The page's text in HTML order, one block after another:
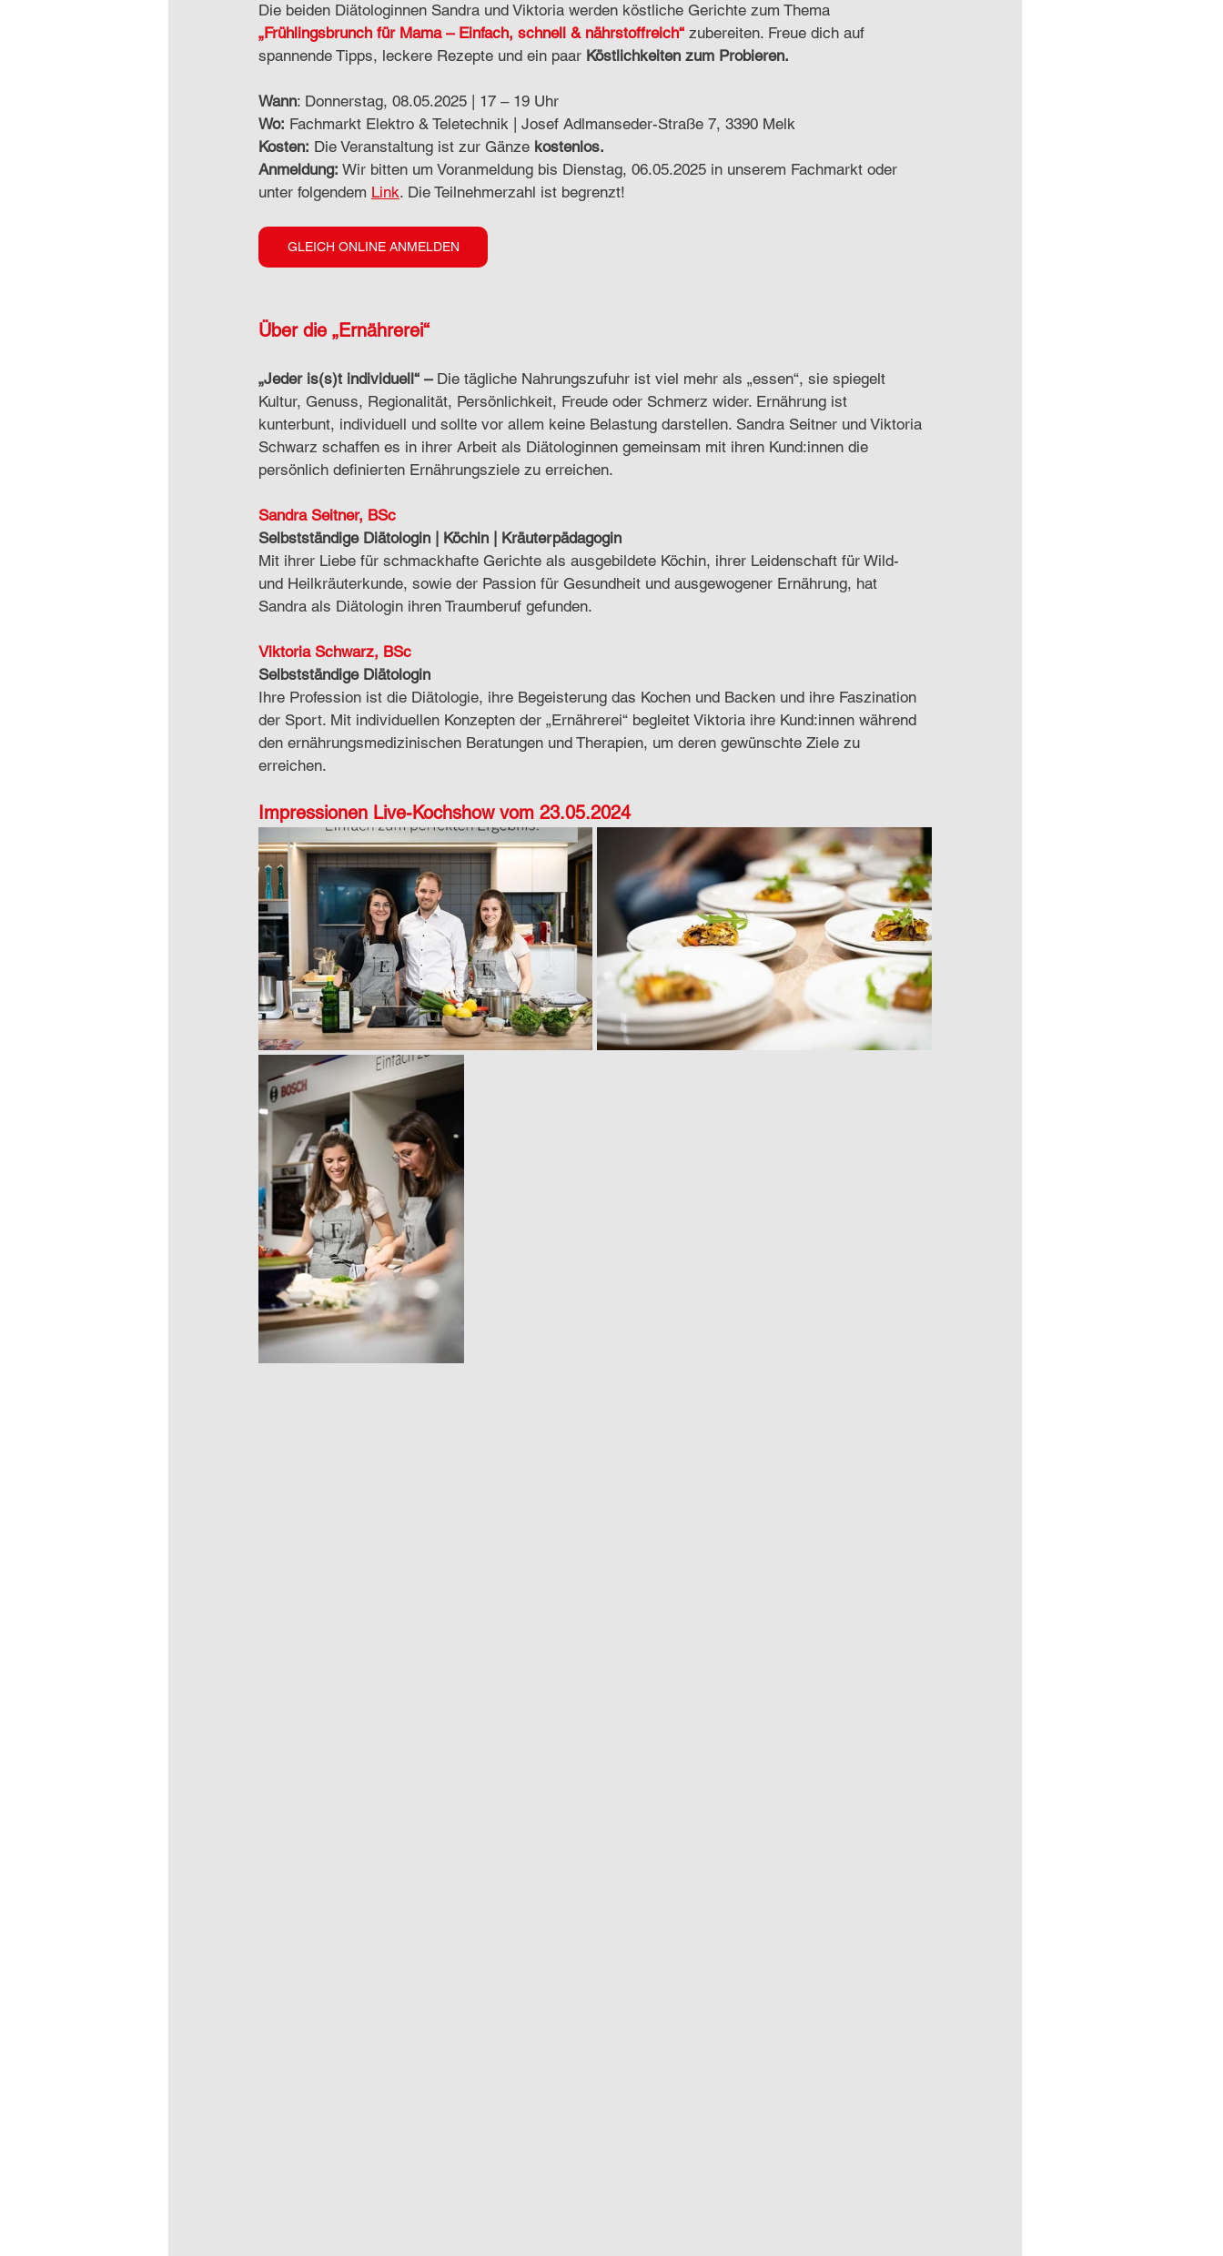
Die beiden Diätologinnen Sandra und Viktoria werden köstliche Gerichte zum Thema
„Frühlingsbrunch für Mama – Einfach, schnell & nährstoffreich“ zubereiten. Freue dich auf
spannende Tipps, leckere Rezepte und ein paar Köstlichkeiten zum Probieren.
Wann: Donnerstag, 08.05.2025 | 17 – 19 Uhr
Wo: Fachmarkt Elektro & Teletechnik | Josef Adlmanseder-Straße 7, 3390 Melk
Kosten: Die Veranstaltung ist zur Gänze kostenlos.
Anmeldung: Wir bitten um Voranmeldung bis Dienstag, 06.05.2025 in unserem Fachmarkt oder
unter folgendem Link. Die Teilnehmerzahl ist begrenzt!
GLEICH ONLINE ANMELDEN
Über die „Ernährerei“
„Jeder is(s)t individuell“ – Die tägliche Nahrungszufuhr ist viel mehr als „essen“, sie spiegelt
Kultur, Genuss, Regionalität, Persönlichkeit, Freude oder Schmerz wider. Ernährung ist
kunterbunt, individuell und sollte vor allem keine Belastung darstellen. Sandra Seitner und Viktoria
Schwarz schaffen es in ihrer Arbeit als Diätologinnen gemeinsam mit ihren Kund:innen die
persönlich definierten Ernährungsziele zu erreichen.
Sandra Seitner, BSc
Selbstständige Diätologin | Köchin | Kräuterpädagogin
Mit ihrer Liebe für schmackhafte Gerichte als ausgebildete Köchin, ihrer Leidenschaft für Wild-
und Heilkräuterkunde, sowie der Passion für Gesundheit und ausgewogener Ernährung, hat
Viktoria Schwarz, BSc
Selbstständige Diätologin
Ihre Profession ist die Diätologie, ihre Begeisterung das Kochen und Backen und ihre Faszination
der Sport. Mit individuellen Konzepten der „Ernährerei“ begleitet Viktoria ihre Kund:innen während
den ernährungsmedizinischen Beratungen und Therapien, um deren gewünschte Ziele zu
erreichen.
Impressionen Live-Kochshow vom 23.05.2024